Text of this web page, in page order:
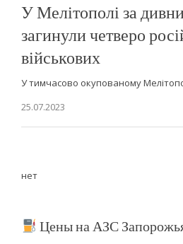
У Мелітополі за
загинули четверо
військових
У тимчасово окупованому
25.07.2023
нет
Цены на АЗС